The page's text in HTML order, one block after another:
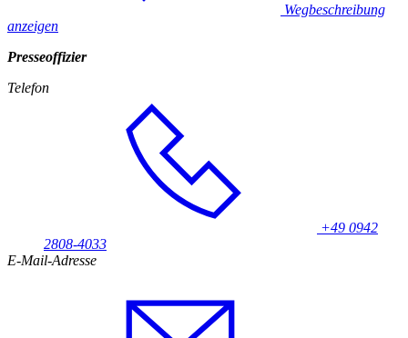
Wegbeschreibung
anzeigen
Presseoffizier
Telefon
+49 0942
2808-4033
E-Mail-Adresse